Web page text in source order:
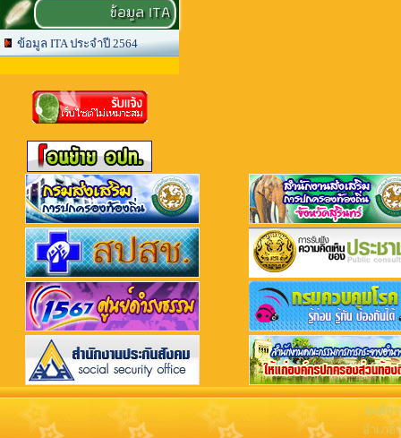
ข้อมูล ITA
ข้อมูล ITA ประจำปี 2564
องค์ก
อำเภอ